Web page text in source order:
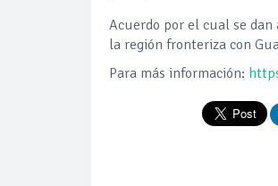
Acuerdo por el cual se
la región fronteriza con
Para más información: